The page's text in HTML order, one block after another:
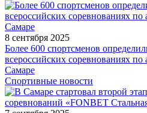
8 сентября 2025
Более 600 спортсменов
всероссийских соревнованиях
Самаре
Спортивные новости